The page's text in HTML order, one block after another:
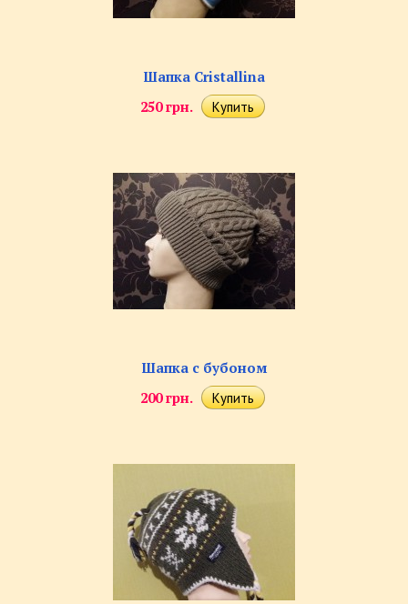
Шапка Cristallina
250 грн.
Шапка с бубоном
200 грн.